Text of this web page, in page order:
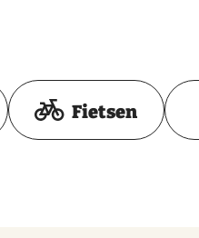
Toon op kaart
Fietsen